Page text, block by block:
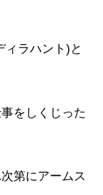
ィラハント)と
をしくじった
第にアームス